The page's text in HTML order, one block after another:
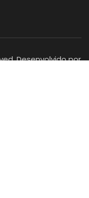
Desenvolvido por